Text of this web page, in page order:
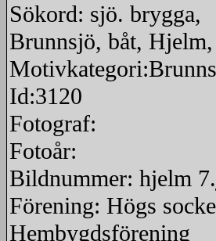
Sökord: sjö. brygga,
Brunnsjö, båt, Hjelm,
Id:3120
Fotograf:
Fotoår:
Bildnummer: hjelm
Förening: Högs
Hembygdsförening